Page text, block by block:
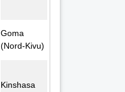
Goma
(Nord-Kivu)
Kinshasa